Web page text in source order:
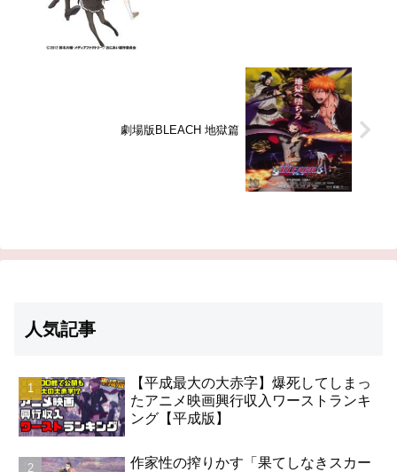
劇場版BLEACH 地獄篇
人気記事
【平成最大の大赤字】爆死してしまっ
たアニメ映画興行収入ワーストランキ
ング【平成版】
作家性の搾りかす「果てしなきスカー